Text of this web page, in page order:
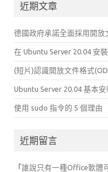
鍵近期文章
德國政府承諾全面採用開放
在 Ubuntu Server 20.04 安
(短片)認識開放文件格式
Ubuntu Server 20.04 基本安
使用 sudo 指令的 5 個理由
近期留言
「 誰說只有一種Office軟體